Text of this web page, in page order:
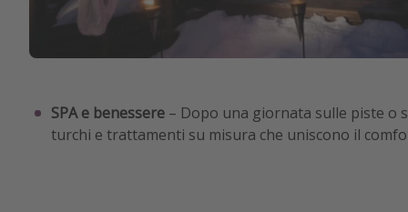
SPA e benessere – Dopo una giornata sulle piste o
turchi e trattamenti su misura che uniscono il